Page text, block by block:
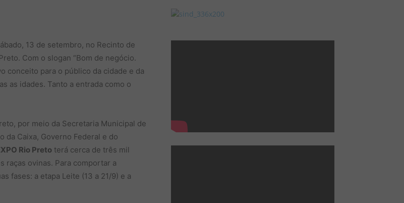
13 de setembro, no Recinto de
Com o slogan “Bom de negócio.
conceito para o público da cidade e da
as idades. Tanto a entrada como o
por meio da Secretaria Municipal de
da Caixa, Governo Federal e do
Rio Preto terá cerca de três mil
raças ovinas. Para comportar a
fases: a etapa Leite (13 a 21/9) e a